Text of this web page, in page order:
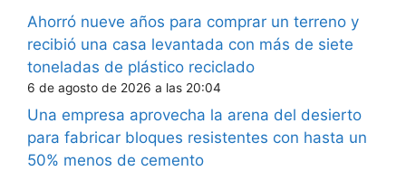
Ahorró nueve años para comprar un terreno y
recibió una casa levantada con más de siete
toneladas de plástico reciclado
6 de agosto de 2026 a las 20:04
Una empresa aprovecha la arena del desierto
para fabricar bloques resistentes con hasta un
50% menos de cemento